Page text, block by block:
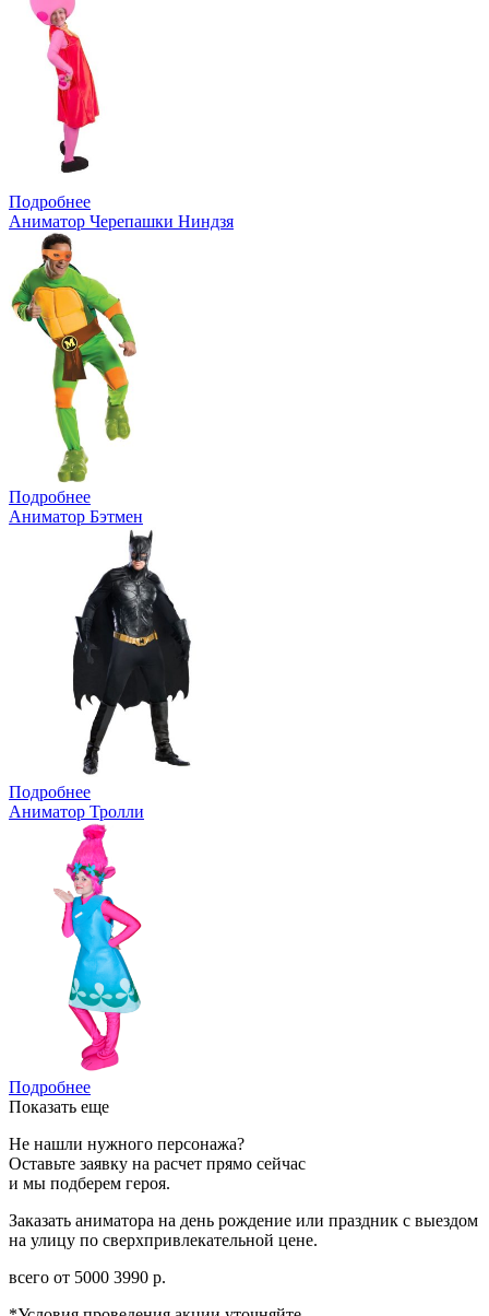
Подробнее
Аниматор Черепашки Ниндзя
Подробнее
Аниматор Бэтмен
Подробнее
Аниматор Тролли
Подробнее
Показать еще
Не нашли нужного персонажа?
Оставьте заявку на расчет прямо сейчас
и мы подберем героя.
Заказать аниматора на день рождение или праздник с выездом
на улицу по сверхпривлекательной цене.
всего от 5000 3990 р.